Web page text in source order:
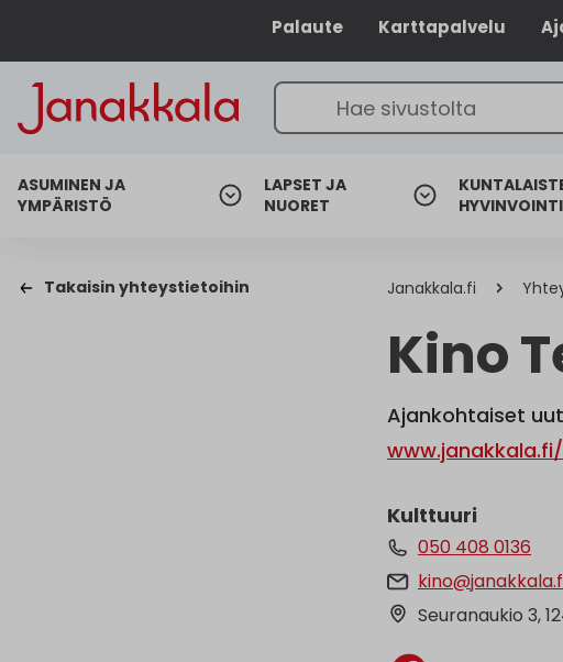
Palaute Karttapalvelu
ASUMINEN JA
YMPÄRISTÖ
LAPSET JA
NUORET
HYVINVOINTI
Takaisin yhteystietoihin Janakkala.fi
Kino
Ajankohtaiset
Kulttuuri
050 408 0136
Seuranaukio 3,